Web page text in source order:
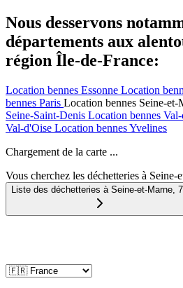
Nous desservons
départements aux
région Île-de-France:
Location bennes Essonne Location
bennes Paris Location bennes Seine-et-
Seine-Saint-Denis Location bennes
Val-d'Oise Location bennesYvelines
Chargement de la carte ...
Vous cherchez les déchetteries à Seine-
Liste des déchetteries à Seine-et-Marne,